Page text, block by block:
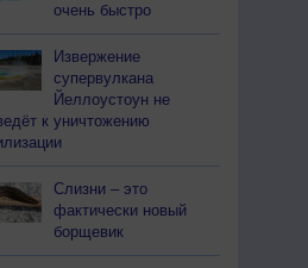
очень быстро
Извержение
супервулкана
Йеллоустоун не
к уничтожению
Слизни – это
фактически новый
борщевик